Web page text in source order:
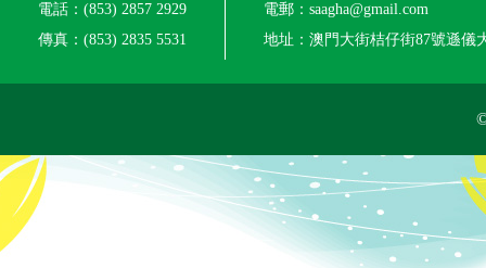
電話：(853) 2857 2929
傳真：(853) 2835 5531
電郵：saagha@gmail.com
地址：澳門大街桔仔街87號遜儀